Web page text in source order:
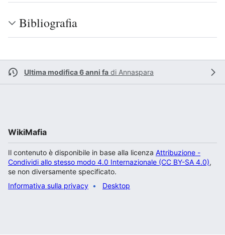
Bibliografia
Ultima modifica 6 anni fa di Annaspara
WikiMafia
Il contenuto è disponibile in base alla licenza Attribuzione -
Condividi allo stesso modo 4.0 Internazionale (CC BY-SA 4.0),
se non diversamente specificato.
Informativa sulla privacy
Desktop